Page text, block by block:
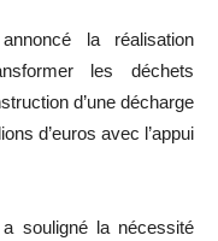
la réalisation
les déchets
d’une décharge
d’euros avec l’appui
souligné la nécessité